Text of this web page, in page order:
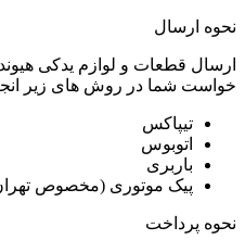
نحوه ارسال
ارسال قطعات و لوازم یدکی
خواست شما در روش های زیر
تیپاکس
اتوبوس
باربری
پیک موتوری (مخصوص
نحوه پرداخت